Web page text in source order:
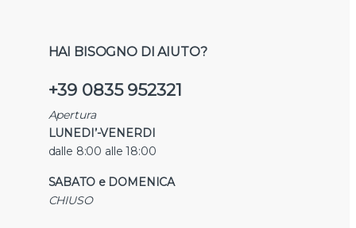
HAI BISOGNO DI AIUTO?
+39 0835 952321
Apertura
LUNEDI’-VENERDI
dalle 8:00 alle 18:00
SABATO e DOMENICA
CHIUSO